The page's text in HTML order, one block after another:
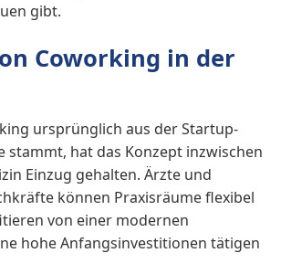
gibt.
Coworking in der
ursprünglich aus der Startup-
stammt, hat das Konzept inzwischen
Einzug gehalten. Ärzte und
können Praxisräume flexibel
von einer modernen
hohe Anfangsinvestitionen tätigen